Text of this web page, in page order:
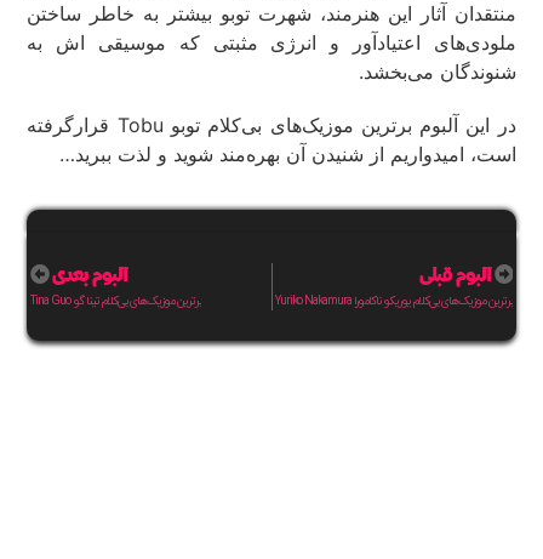
منتقدان آثار این هنرمند، شهرت توبو بیشتر به خاطر ساختن
ملودی‌های اعتیادآور و انرژی مثبتی که موسیقی اش به
شنوندگان می‌بخشد.
در این آلبوم برترین موزیک‌های بی‌کلام توبو Tobu قرارگرفته
است، امیدواریم از شنیدن آن بهره‌مند شوید و لذت ببرید…
آلبوم قبلی
برترین موزیک‌های بی‌کلام یوریکو ناکامورا Yuriko Nakamura
آلبوم بعدی
برترین موزیک‌های بی‌کلام تینا گو Tina Guo